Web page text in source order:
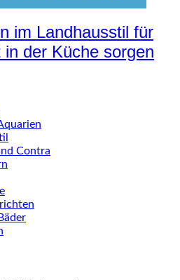
im Landhausstil für
der Küche sorgen
Contra